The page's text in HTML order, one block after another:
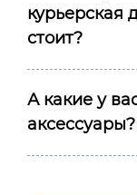
курьерская
стоит?
А какие у
аксессуары?